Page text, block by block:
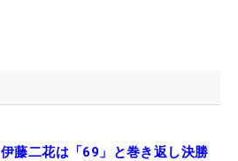
伊藤二花は「69」と巻き返し決勝